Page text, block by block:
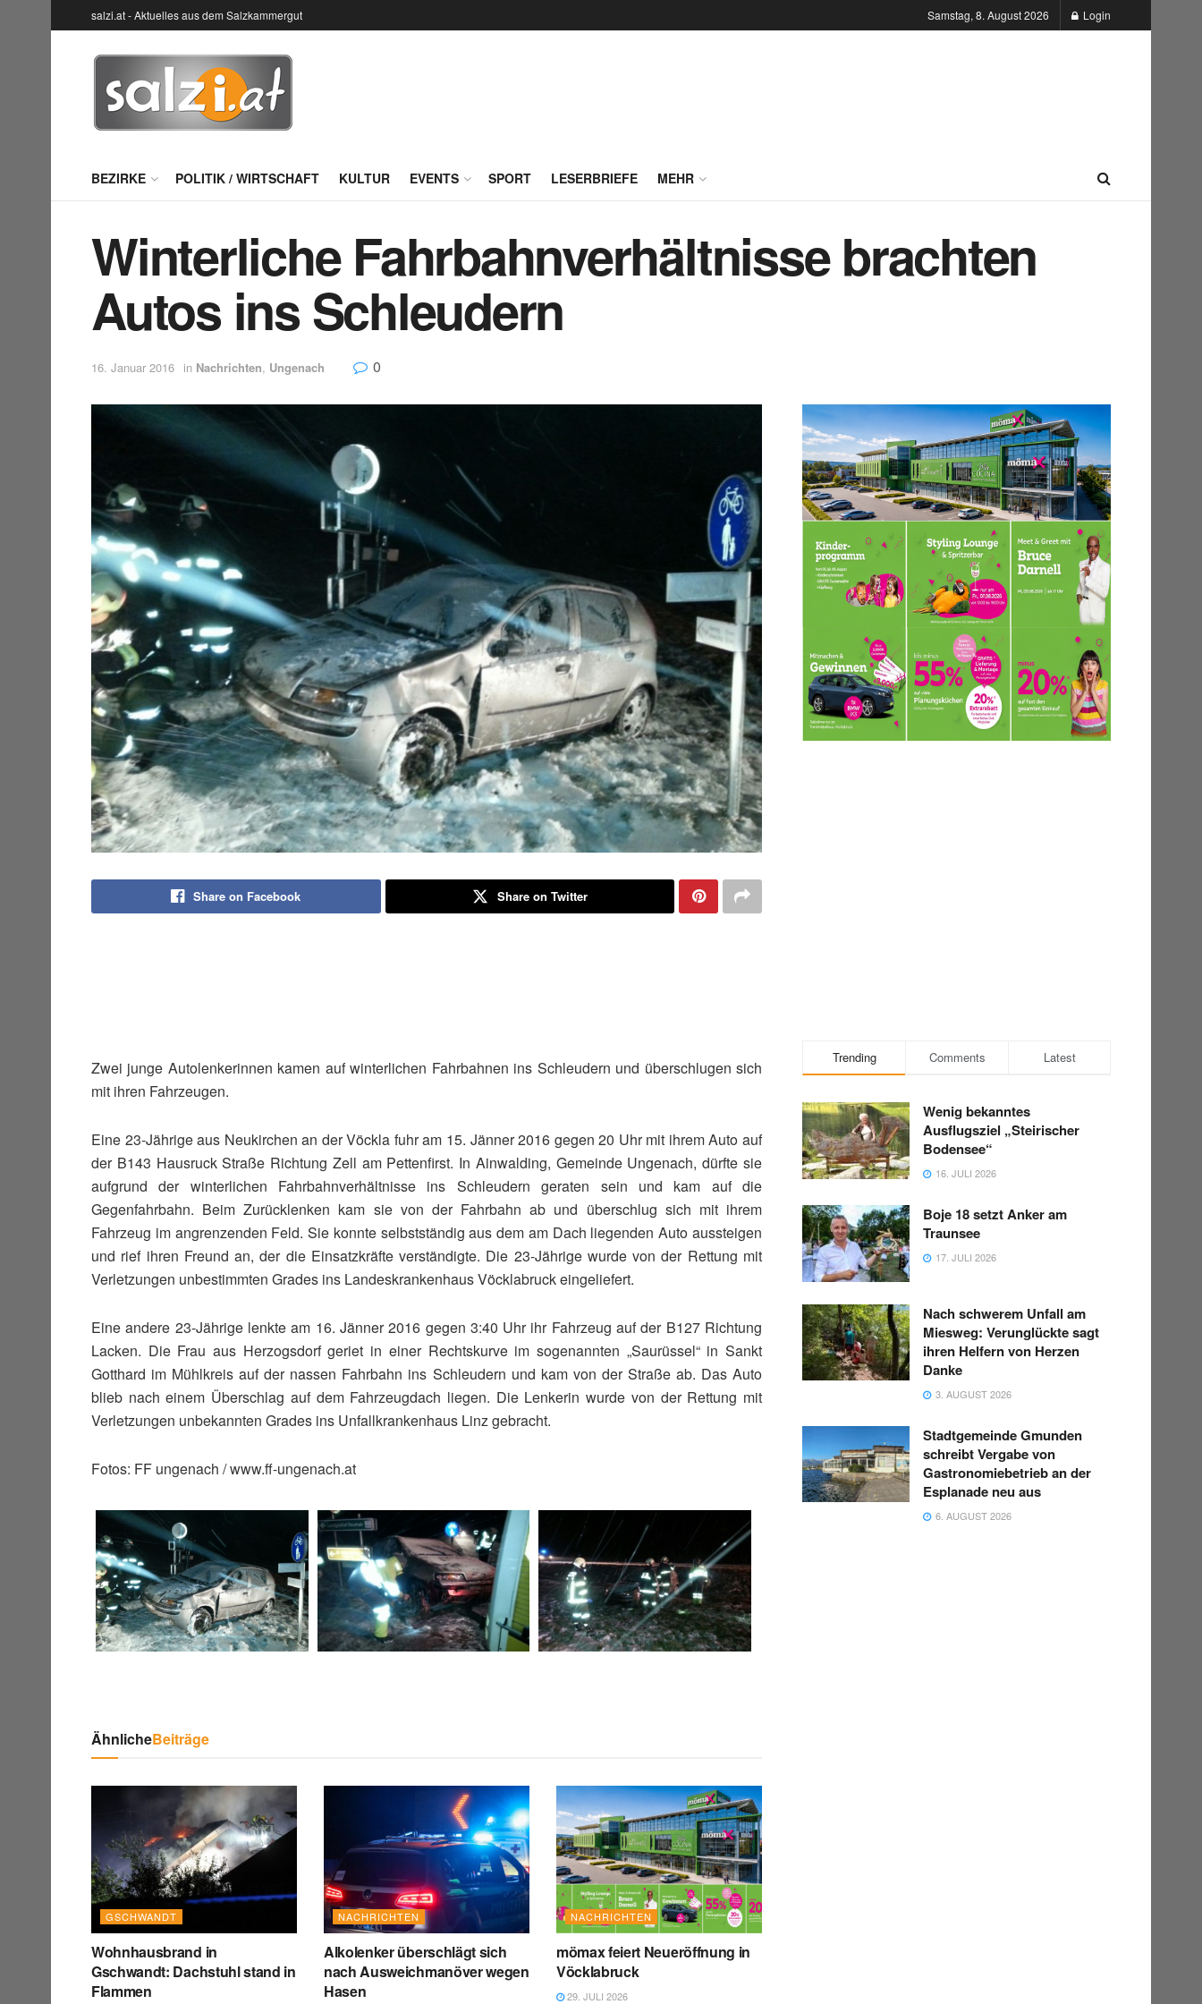
salzi.at - Aktuelles aus dem Salzkammergut Samstag, 8. August 2026 Login
BEZIRKE POLITIK / WIRTSCHAFT KULTUR EVENTS SPORT LESERBRIEFE MEHR
Winterliche Fahrbahnverhältnisse brachten
Autos ins Schleudern
16. Januar 2016 in Nachrichten, Ungenach 0
Share on Facebook Share on Twitter
Zwei junge Autolenkerinnen kamen auf winterlichen Fahrbahnen ins Schleudern und überschlugen sich
mit ihren Fahrzeugen.
Eine 23-Jährige aus Neukirchen an der Vöckla fuhr am 15. Jänner 2016 gegen 20 Uhr mit ihrem Auto auf
der B143 Hausruck Straße Richtung Zell am Pettenfirst. In Ainwalding, Gemeinde Ungenach, dürfte sie
aufgrund der winterlichen Fahrbahnverhältnisse ins Schleudern geraten sein und kam auf die
Gegenfahrbahn. Beim Zurücklenken kam sie von der Fahrbahn ab und überschlug sich mit ihrem
Fahrzeug im angrenzenden Feld. Sie konnte selbstständig aus dem am Dach liegenden Auto aussteigen
und rief ihren Freund an, der die Einsatzkräfte verständigte. Die 23-Jährige wurde von der Rettung mit
Verletzungen unbestimmten Grades ins Landeskrankenhaus Vöcklabruck eingeliefert.
Eine andere 23-Jährige lenkte am 16. Jänner 2016 gegen 3:40 Uhr ihr Fahrzeug auf der B127 Richtung
Lacken. Die Frau aus Herzogsdorf geriet in einer Rechtskurve im sogenannten „Saurüssel“ in Sankt
Gotthard im Mühlkreis auf der nassen Fahrbahn ins Schleudern und kam von der Straße ab. Das Auto
blieb nach einem Überschlag auf dem Fahrzeugdach liegen. Die Lenkerin wurde von der Rettung mit
Verletzungen unbekannten Grades ins Unfallkrankenhaus Linz gebracht.
Fotos: FF ungenach / www.ff-ungenach.at
ÄhnlicheBeiträge
GSCHWANDT
Wohnhausbrand in
Gschwandt: Dachstuhl stand in
Flammen
NACHRICHTEN
Alkolenker überschlägt sich
nach Ausweichmanöver wegen
Hasen
NACHRICHTEN
mömax feiert Neueröffnung in
Vöcklabruck
29. JULI 2026
Trending Comments Latest
Wenig bekanntes
Ausflugsziel „Steirischer
Bodensee“
16. JULI 2026
Boje 18 setzt Anker am
Traunsee
17. JULI 2026
Nach schwerem Unfall am
Miesweg: Verunglückte sagt
ihren Helfern von Herzen
Danke
3. AUGUST 2026
Stadtgemeinde Gmunden
schreibt Vergabe von
Gastronomiebetrieb an der
Esplanade neu aus
6. AUGUST 2026